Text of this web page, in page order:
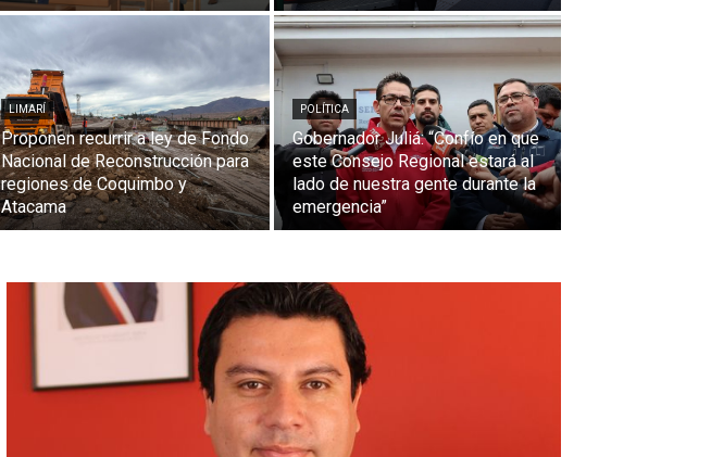
LIMARÍ
Proponen recurrir a ley de Fondo
Nacional de Reconstrucción para
regiones de Coquimbo y
Atacama
POLÍTICA
Gobernador Juliá: “Confío en que
este Consejo Regional estará al
lado de nuestra gente durante la
emergencia”